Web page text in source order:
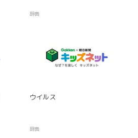
辞典
ウイルス
辞典